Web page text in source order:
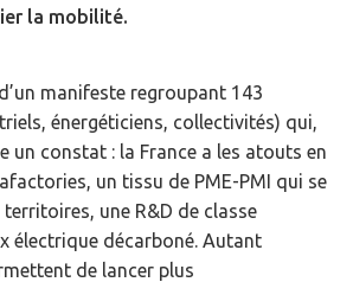
la mobilité.
manifeste regroupant 143
énergéticiens, collectivités) qui,
un constat : la France a les atouts en
un tissu de PME-PMI qui se
une R&D de classe
électrique décarboné. Autant
de lancer plus